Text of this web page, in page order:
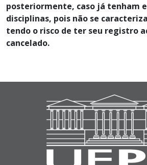
posteriormente, caso já tenham
disciplinas, pois não se
tendo o risco de ter seu registro
cancelado.